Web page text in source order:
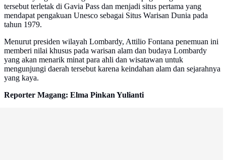
tersebut terletak di Gavia Pass dan menjadi situs pertama yang
mendapat pengakuan Unesco sebagai Situs Warisan Dunia pada
tahun 1979.
Menurut presiden wilayah Lombardy, Attilio Fontana penemuan ini
memberi nilai khusus pada warisan alam dan budaya Lombardy
yang akan menarik minat para ahli dan wisatawan untuk
mengunjungi daerah tersebut karena keindahan alam dan sejarahnya
yang kaya.
Reporter Magang: Elma Pinkan Yulianti